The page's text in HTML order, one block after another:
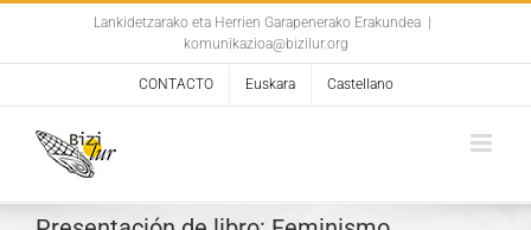
Lankidetzarako eta Herrien Garapenerako Erakundea
komunikazioa@bizilur.org
CONTACTO Euskara Castellano